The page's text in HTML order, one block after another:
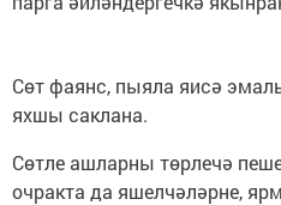
Сөт фаянс, пыяла яисә
яхшы саклана.
Сөтле ашларны төрлечә
очракта да яшелчәләрне,